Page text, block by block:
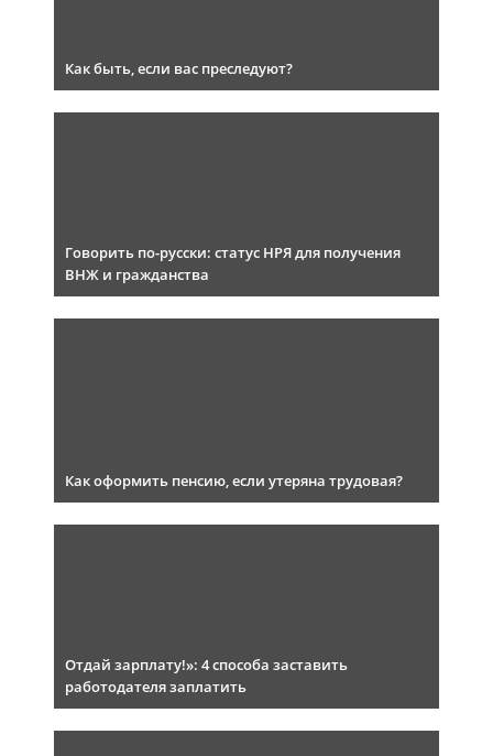
Как быть, если вас преследуют?
Говорить по-русски: статус НРЯ для получения
ВНЖ и гражданства
Как оформить пенсию, если утеряна трудовая?
Отдай зарплату!»: 4 способа заставить
работодателя заплатить